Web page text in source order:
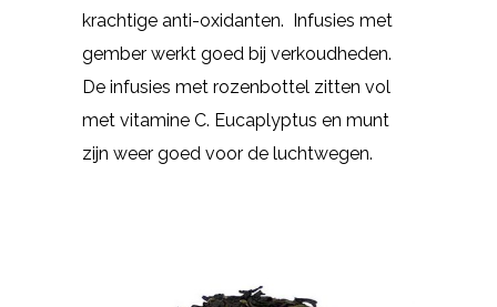
krachtige anti-oxidanten. Infusies met
gember werkt goed bij verkoudheden.
De infusies met rozenbottel zitten vol
met vitamine C. Eucaplyptus en munt
zijn weer goed voor de luchtwegen.